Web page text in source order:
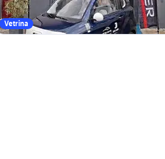
Vetrina